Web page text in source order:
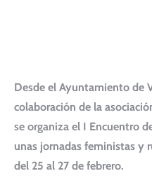
Desde el Ayuntamiento de
colaboración de la
se organiza el I Encuentro
unas jornadas feministas y
del 25 al 27 de febrero.